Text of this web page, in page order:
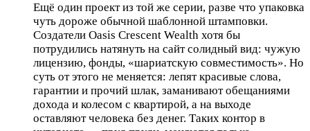
Ещё один проект из той же серии, разве что упаковка
чуть дороже обычной шаблонной штамповки.
Создатели Oasis Crescent Wealth хотя бы
потрудились натянуть на сайт солидный вид: чужую
лицензию, фонды, «шариатскую совместимость». Но
суть от этого не меняется: лепят красивые слова,
гарантии и прочий шлак, заманивают обещаниями
дохода и колесом с квартирой, а на выходе
оставляют человека без денег. Таких контор в